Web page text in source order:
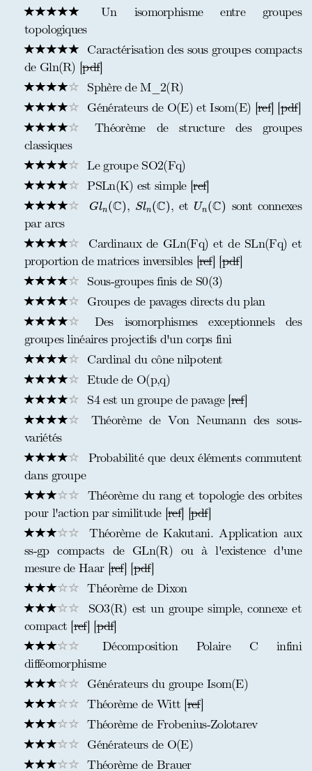
Un isomorphisme entre groupes
topologiques
Caractérisation des sous groupes compacts
de Gln(R) [pdf]
Sphère de M_2(R)
Générateurs de O(E) et Isom(E) [ref] [pdf]
Théorème de structure des groupes
classiques
Le groupe SO2(Fq)
PSLn(K) est simple [ref]
Gln(C)
Gln (C), Sln(C)
Sln (C), et Un(C)
Un(C) sont connexes
par arcs
Cardinaux de GLn(Fq) et de SLn(Fq) et
proportion de matrices inversibles [ref] [pdf]
Sous-groupes finis de S0(3)
Groupes de pavages directs du plan
Des isomorphismes exceptionnels des
groupes linéaires projectifs d'un corps fini
Cardinal du cône nilpotent
Etude de O(p,q)
S4 est un groupe de pavage [ref]
Théorème de Von Neumann des sous-
variétés
Probabilité que deux éléments commutent
dans groupe
Théorème du rang et topologie des orbites
pour l'action par similitude [ref] [pdf]
Théorème de Kakutani. Application aux
ss-gp compacts de GLn(R) ou à l'existence d'une
mesure de Haar [ref] [pdf]
Théorème de Dixon
SO3(R) est un groupe simple, connexe et
compact [ref] [pdf]
Décomposition Polaire C infini
difféomorphisme
Générateurs du groupe Isom(E)
Théorème de Witt [ref]
Théorème de Frobenius-Zolotarev
Générateurs de O(E)
Théorème de Brauer